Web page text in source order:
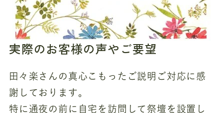
実際のお客様の声やご要望
田々楽さんの真心こもったご説明ご対応に感
謝しております。
特に通夜の前に自宅を訪問して祭壇を設置し